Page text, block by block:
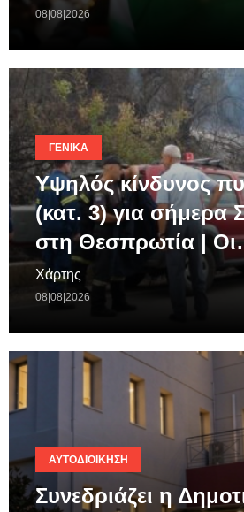
08|08|2026
ΓΕΝΙΚΆ
Υψηλός κίνδυνος
(κατ. 3) για σήμερα
στη Θεσπρωτία |
Χάρτης
08|08|2026
ΑΥΤΟΔΙΟΊΚΗΣΗ
Συνεδριάζει η